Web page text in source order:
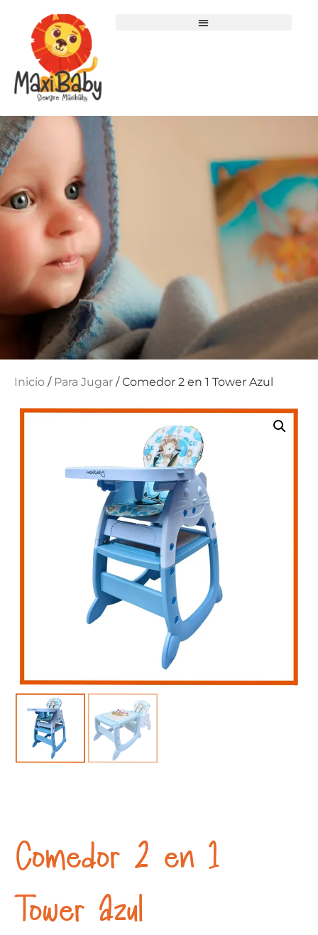
Inicio / Para Jugar / Comedor 2 en 1 Tower Azul
Comedor 2 en 1
Tower Azul